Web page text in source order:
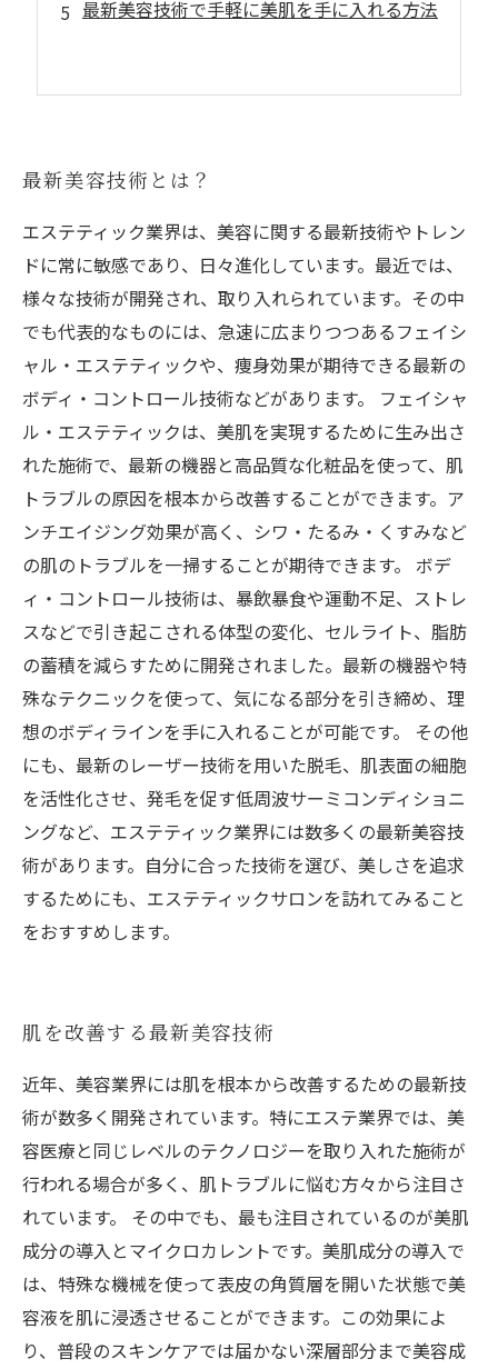
最新美容技術で手軽に美肌を手に入れる方法
最新美容技術とは？
エステティック業界は、美容に関する最新技術やトレン
ドに常に敏感であり、日々進化しています。最近では、
様々な技術が開発され、取り入れられています。その中
でも代表的なものには、急速に広まりつつあるフェイシ
ャル・エステティックや、痩身効果が期待できる最新の
ボディ・コントロール技術などがあります。 フェイシャ
ル・エステティックは、美肌を実現するために生み出さ
れた施術で、最新の機器と高品質な化粧品を使って、肌
トラブルの原因を根本から改善することができます。ア
ンチエイジング効果が高く、シワ・たるみ・くすみなど
の肌のトラブルを一掃することが期待できます。 ボデ
ィ・コントロール技術は、暴飲暴食や運動不足、ストレ
スなどで引き起こされる体型の変化、セルライト、脂肪
の蓄積を減らすために開発されました。最新の機器や特
殊なテクニックを使って、気になる部分を引き締め、理
想のボディラインを手に入れることが可能です。 その他
にも、最新のレーザー技術を用いた脱毛、肌表面の細胞
を活性化させ、発毛を促す低周波サーミコンディショニ
ングなど、エステティック業界には数多くの最新美容技
術があります。自分に合った技術を選び、美しさを追求
するためにも、エステティックサロンを訪れてみること
をおすすめします。
肌を改善する最新美容技術
近年、美容業界には肌を根本から改善するための最新技
術が数多く開発されています。特にエステ業界では、美
容医療と同じレベルのテクノロジーを取り入れた施術が
行われる場合が多く、肌トラブルに悩む方々から注目さ
れています。 その中でも、最も注目されているのが美肌
成分の導入とマイクロカレントです。美肌成分の導入で
は、特殊な機械を使って表皮の角質層を開いた状態で美
容液を肌に浸透させることができます。この効果によ
り、普段のスキンケアでは届かない深層部分まで美容成